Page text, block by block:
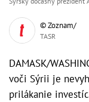
© Zoznam/
TASR
DAMASK/
voči Sýrii je
prilákanie